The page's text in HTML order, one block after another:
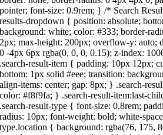
pointer; font-size: 0.9rem; } /* Search
results-dropdown { position: absolute;
background: white; color: #333; border-
2px; max-height: 200px; overflow-y: auto;
0 -4px 6px rgba(0, 0, 0, 0.15); z-index:
.search-result-item { padding: 10px 12px;
bottom: 1px solid #eee; transition:
align-items: center; gap: 8px; } .search-
color: #f8f9fa; } .search-result-item:last-
.search-result-type { font-size: 0.8rem;
radius: 10px; font-weight: bold; white-
type.location { background: rgba(76, 175,